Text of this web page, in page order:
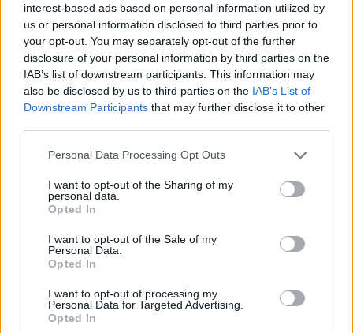
interest-based ads based on personal information utilized by
us or personal information disclosed to third parties prior to
your opt-out. You may separately opt-out of the further
disclosure of your personal information by third parties on the
IAB’s list of downstream participants. This information may
also be disclosed by us to third parties on the IAB’s List of
Downstream Participants that may further disclose it to other
Personal Data Processing Opt Outs
I want to opt-out of the Sharing of my
personal data.
Opted In
I want to opt-out of the Sale of my
Personal Data.
Opted In
I want to opt-out of processing my
Personal Data for Targeted Advertising.
Opted In
Jūsų vardas
Komentaras
Sutinku su taisyklėmis
This site is protected by
Privacy Policy
Terms of
Serviceapply.